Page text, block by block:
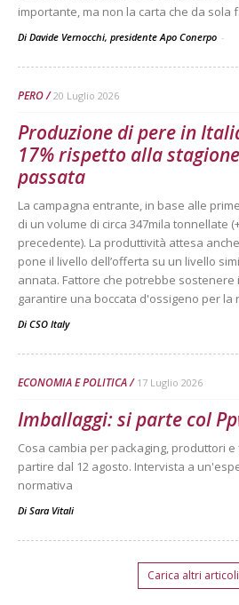
importante, ma non la carta che da sola
Di Davide Vernocchi, presidente Apo Conerpo -
PERO 20 Luglio 2026
Produzione di pere in
17% rispetto alla stagione
passata
La campagna entrante, in base alle
di un volume di circa 347mila tonnellate
precedente). La produttività attesa
pone il livello dell’offerta su un livello
annata. Fattore che potrebbe
garantire una boccata d'ossigeno per
Di CSO Italy
ECONOMIA E POLITICA 17 Luglio 2026
Imballaggi: si parte col
Cosa cambia per packaging, produttori
partire dal 12 agosto. Intervista a
normativa
Di Sara Vitali
Carica altri articoli